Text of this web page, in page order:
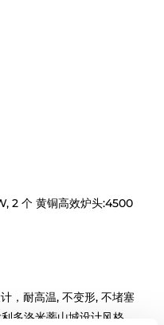
2 个 黄铜高效炉头:4500
，耐高温, 不变形, 不堵塞
多洛米蒂山城设计风格